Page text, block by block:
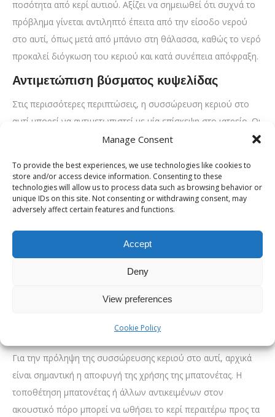
Manage Consent
To provide the best experiences, we use technologies like cookies to
store and/or access device information. Consenting to these
technologies will allow us to process data such as browsing behavior or
unique IDs on this site. Not consenting or withdrawing consent, may
adversely affect certain features and functions.
Accept
Deny
View preferences
Cookie Policy
ποσότητα από κερί αυτιού. Αξίζει να σημειωθεί ότι συχνά το
πρόβλημα γίνεται αντιληπτό έπειτα από την είσοδο νερού
στο αυτί, όπως μετά από μπάνιο στη θάλασσα, καθώς το νερό
προκαλεί διόγκωση του κεριού και κατά συνέπεια απόφραξη.
Αντιμετώπιση βύσματος κυψελίδας
Στις περισσότερες περιπτώσεις, η συσσώρευση κεριού στο
αυτί μπορεί να αντιμετωπιστεί με μία επίσκεψη στο ιατρείο. Οι
ωτικές σταγόνες μπορούν να βοηθήσουν να μαλακώσει το
απαραίτητη, προκειμένου το βύσμα κυψελίδας να αφαιρεθεί
αποτελεσματικά και να προληφθούν περαιτέρω δυσάρεστες
καταστάσεις. Η αφαίρεση του βύσματος κυψελίδας
αναρρόφησης. Εάν ωστόσο η σύστασή του είναι σκληρή,
συνήθως έχει ένδειξη η απομάκρυνσή του με ειδικό άγκιστρο
ή λαβίδα. Η διαδικασία του καθαρισμού πρέπει να γίνεται
Κερί αυτιού: Πρόληψη συσσώρευσης
Για την πρόληψη της συσσώρευσης κεριού στο αυτί, αρχικά
είναι σημαντική η αποφυγή της χρήσης της μπατονέτας. Η
τοποθέτηση μπατονέτας ή άλλων αντικειμένων στον
ακουστικό πόρο μπορεί να ωθήσει το κερί περαιτέρω προς τα